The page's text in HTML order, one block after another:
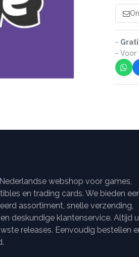
-
- Voor
webshop voor games,
en trading cards. We bieden
assortiment, snelle verzending,
deskundige klantenservice. Altijd
releases. Eenvoudig bestellen